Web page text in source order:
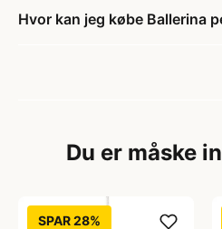
Hvor kan jeg købe Ballerina
Du er måske
SPAR 28%